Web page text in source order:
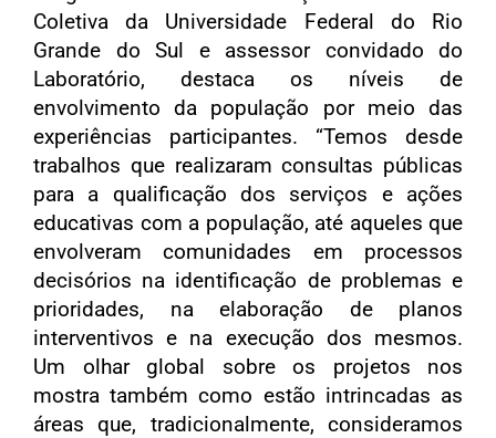
Coletiva da Universidade Federal do Rio
Grande do Sul e assessor convidado do
Laboratório, destaca os níveis de
envolvimento da população por meio das
experiências participantes. “Temos desde
trabalhos que realizaram consultas públicas
para a qualificação dos serviços e ações
educativas com a população, até aqueles que
envolveram comunidades em processos
decisórios na identificação de problemas e
prioridades, na elaboração de planos
interventivos e na execução dos mesmos.
Um olhar global sobre os projetos nos
mostra também como estão intrincadas as
áreas que, tradicionalmente, consideramos